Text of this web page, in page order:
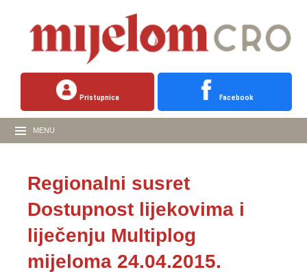
Pristupnica Facebook
MENU
Regionalni susret
Dostupnost lijekovima i
liječenju Multiplog
mijeloma 24.04.2015.